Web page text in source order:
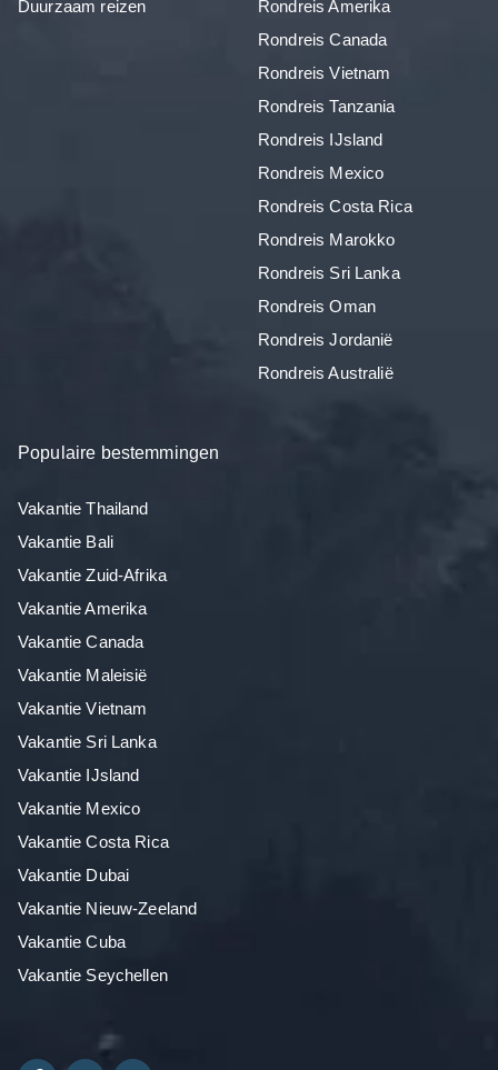
Duurzaam reizen
Rondreis Amerika
Rondreis Canada
Rondreis Vietnam
Rondreis Tanzania
Rondreis IJsland
Rondreis Mexico
Rondreis Costa Rica
Rondreis Marokko
Rondreis Sri Lanka
Rondreis Oman
Rondreis Jordanië
Rondreis Australië
Populaire bestemmingen
Vakantie Thailand
Vakantie Bali
Vakantie Zuid-Afrika
Vakantie Amerika
Vakantie Canada
Vakantie Maleisië
Vakantie Vietnam
Vakantie Sri Lanka
Vakantie IJsland
Vakantie Mexico
Vakantie Costa Rica
Vakantie Dubai
Vakantie Nieuw-Zeeland
Vakantie Cuba
Vakantie Seychellen